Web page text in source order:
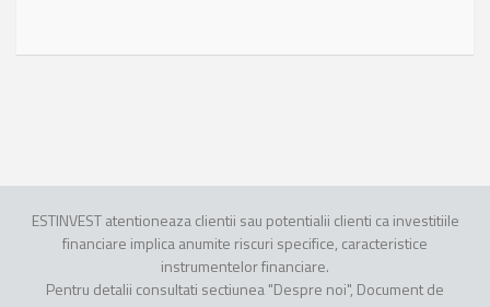
ESTINVEST atentioneaza clientii sau potentialii clienti ca investitiile
financiare implica anumite riscuri specifice, caracteristice
instrumentelor financiare.
Pentru detalii consultati sectiunea "Despre noi", Document de